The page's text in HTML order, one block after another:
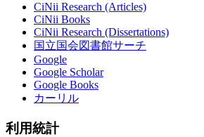
CiNii Research (Articles)
CiNii Books
CiNii Research (Dissertations)
国立国会図書館サーチ
Google
Google Scholar
Google Books
カーリル
利用統計